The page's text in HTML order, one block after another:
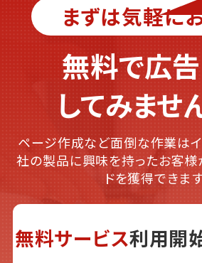
まずは気軽に
無料で広告
してみませ
ページ作成など面倒な作業は
社の製品に興味を持ったお客様
ドを獲得できます
無料サービス利用開